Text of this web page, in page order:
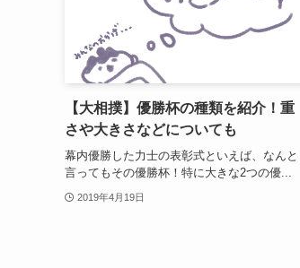
【大相撲】優勝杯の種類を紹介！重
さや大きさなどについても
幕内優勝した力士の表彰式といえば、なんと
言ってもその優勝杯！特に大きな2つの優...
2019年4月19日